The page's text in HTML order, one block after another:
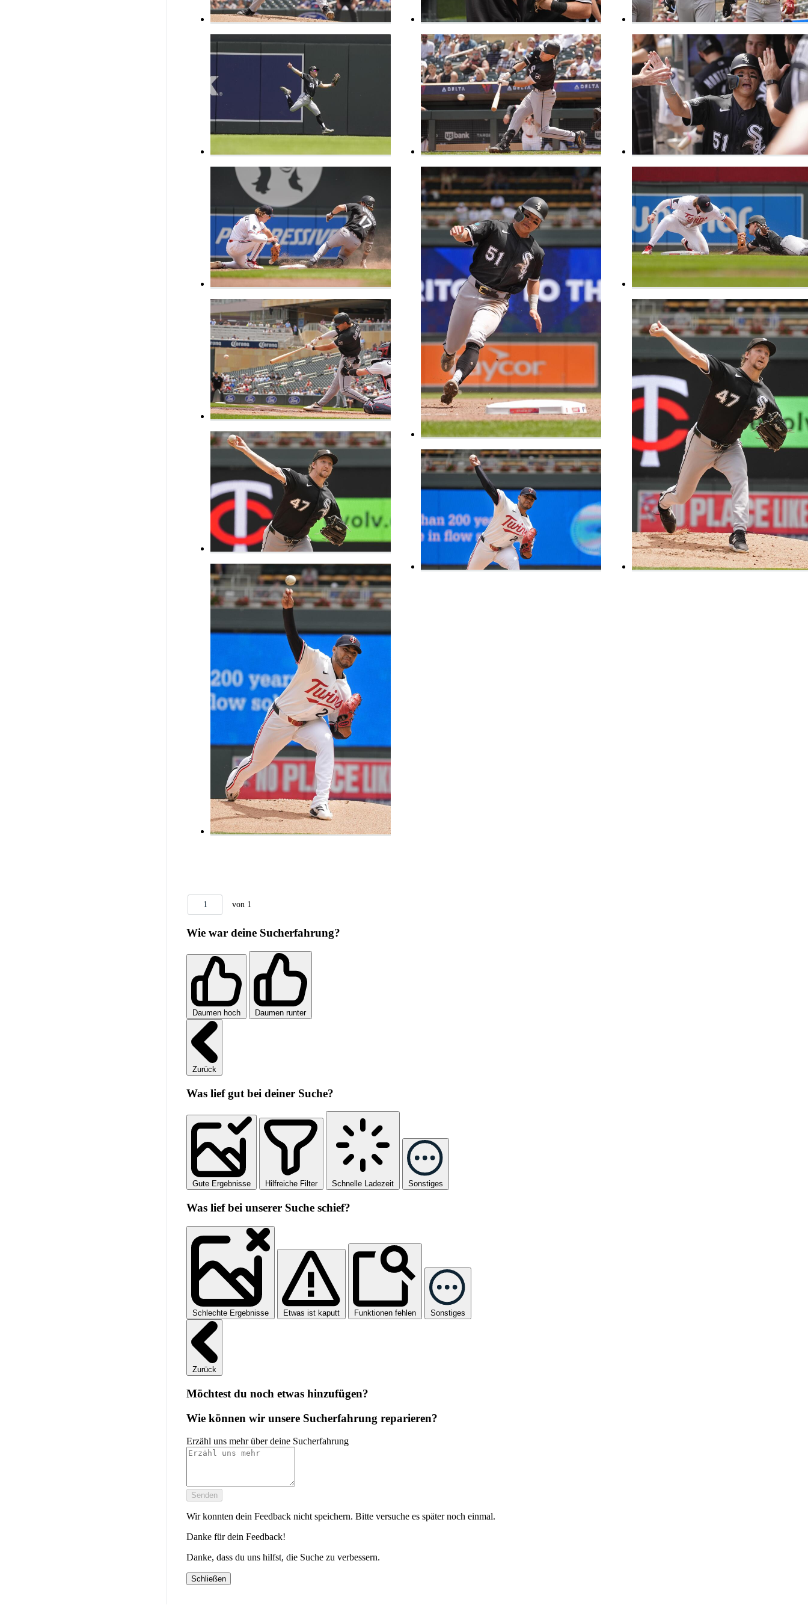
1 von 1
Wie war deine Sucherfahrung?
Daumen hoch Daumen runter
Zurück
Was lief gut bei deiner Suche?
Gute Ergebnisse Hilfreiche Filter Schnelle Ladezeit Sonstiges
Was lief bei unserer Suche schief?
Schlechte Ergebnisse Etwas ist kaputt Funktionen fehlen Sonstiges
Zurück
Möchtest du noch etwas hinzufügen?
Wie können wir unsere Sucherfahrung reparieren?
Erzähl uns mehr über deine Sucherfahrung
Senden
Wir konnten dein Feedback nicht speichern. Bitte versuche es später noch einmal.
Danke für dein Feedback!
Danke, dass du uns hilfst, die Suche zu verbessern.
Schließen